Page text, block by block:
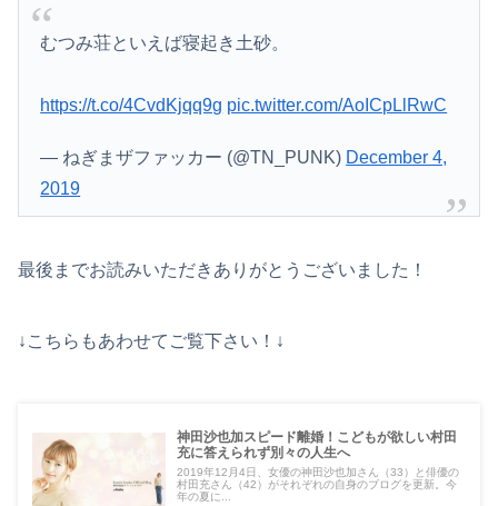
むつみ荘といえば寝起き土砂。
https://t.co/4CvdKjqq9g pic.twitter.com/AoICpLlRwC
— ねぎまザファッカー (@TN_PUNK) December 4,
2019
最後までお読みいただきありがとうございました！
↓こちらもあわせてご覧下さい！↓
神田沙也加スピード離婚！こどもが欲しい村田
充に答えられず別々の人生へ
2019年12月4日、女優の神田沙也加さん（33）と俳優の
村田充さん（42）がそれぞれの自身のブログを更新。今
年の夏に...